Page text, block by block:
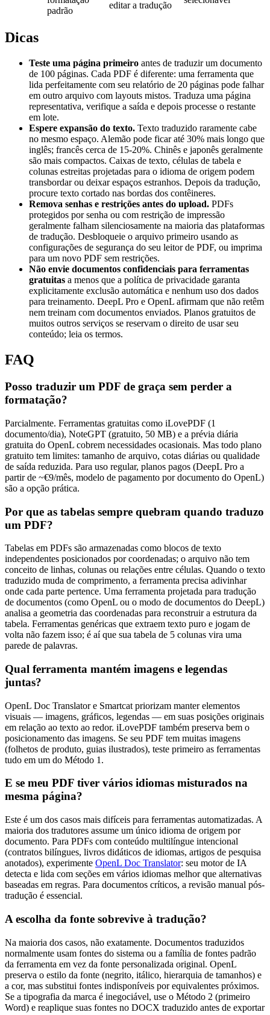
padrão
editar a tradução
Dicas
Teste uma página primeiro antes de traduzir um documento
de 100 páginas. Cada PDF é diferente: uma ferramenta que
lida perfeitamente com seu relatório de 20 páginas pode falhar
em outro arquivo com layouts mistos. Traduza uma página
representativa, verifique a saída e depois processe o restante
em lote.
Espere expansão do texto. Texto traduzido raramente cabe
no mesmo espaço. Alemão pode ficar até 30% mais longo que
inglês; francês cerca de 15-20%. Chinês e japonês geralmente
são mais compactos. Caixas de texto, células de tabela e
colunas estreitas projetadas para o idioma de origem podem
transbordar ou deixar espaços estranhos. Depois da tradução,
procure texto cortado nas bordas dos contêineres.
Remova senhas e restrições antes do upload. PDFs
protegidos por senha ou com restrição de impressão
geralmente falham silenciosamente na maioria das plataformas
de tradução. Desbloqueie o arquivo primeiro usando as
configurações de segurança do seu leitor de PDF, ou imprima
para um novo PDF sem restrições.
Não envie documentos confidenciais para ferramentas
gratuitas a menos que a política de privacidade garanta
explicitamente exclusão automática e nenhum uso dos dados
para treinamento. DeepL Pro e OpenL afirmam que não retêm
nem treinam com documentos enviados. Planos gratuitos de
muitos outros serviços se reservam o direito de usar seu
conteúdo; leia os termos.
FAQ
Posso traduzir um PDF de graça sem perder a
formatação?
Parcialmente. Ferramentas gratuitas como iLovePDF (1
documento/dia), NoteGPT (gratuito, 50 MB) e a prévia diária
gratuita do OpenL cobrem necessidades ocasionais. Mas todo plano
gratuito tem limites: tamanho de arquivo, cotas diárias ou qualidade
de saída reduzida. Para uso regular, planos pagos (DeepL Pro a
partir de ~€9/mês, modelo de pagamento por documento do OpenL)
são a opção prática.
Por que as tabelas sempre quebram quando traduzo
um PDF?
Tabelas em PDFs são armazenadas como blocos de texto
independentes posicionados por coordenadas; o arquivo não tem
conceito de linhas, colunas ou relações entre células. Quando o texto
traduzido muda de comprimento, a ferramenta precisa adivinhar
onde cada parte pertence. Uma ferramenta projetada para tradução
de documentos (como OpenL ou o modo de documentos do DeepL)
analisa a geometria das coordenadas para reconstruir a estrutura da
tabela. Ferramentas genéricas que extraem texto puro e jogam de
volta não fazem isso; é aí que sua tabela de 5 colunas vira uma
parede de palavras.
Qual ferramenta mantém imagens e legendas
juntas?
OpenL Doc Translator e Smartcat priorizam manter elementos
visuais — imagens, gráficos, legendas — em suas posições originais
em relação ao texto ao redor. iLovePDF também preserva bem o
posicionamento das imagens. Se seu PDF tem muitas imagens
(folhetos de produto, guias ilustrados), teste primeiro as ferramentas
tudo em um do Método 1.
E se meu PDF tiver vários idiomas misturados na
mesma página?
Este é um dos casos mais difíceis para ferramentas automatizadas. A
maioria dos tradutores assume um único idioma de origem por
documento. Para PDFs com conteúdo multilíngue intencional
(contratos bilíngues, livros didáticos de idiomas, artigos de pesquisa
anotados), experimente OpenL Doc Translator: seu motor de IA
detecta e lida com seções em vários idiomas melhor que alternativas
baseadas em regras. Para documentos críticos, a revisão manual pós-
tradução é essencial.
A escolha da fonte sobrevive à tradução?
Na maioria dos casos, não exatamente. Documentos traduzidos
normalmente usam fontes do sistema ou a família de fontes padrão
da ferramenta em vez da fonte personalizada original. OpenL
preserva o estilo da fonte (negrito, itálico, hierarquia de tamanhos) e
a cor, mas substitui fontes indisponíveis por equivalentes próximos.
Se a tipografia da marca é inegociável, use o Método 2 (primeiro
Word) e reaplique suas fontes no DOCX traduzido antes de exportar